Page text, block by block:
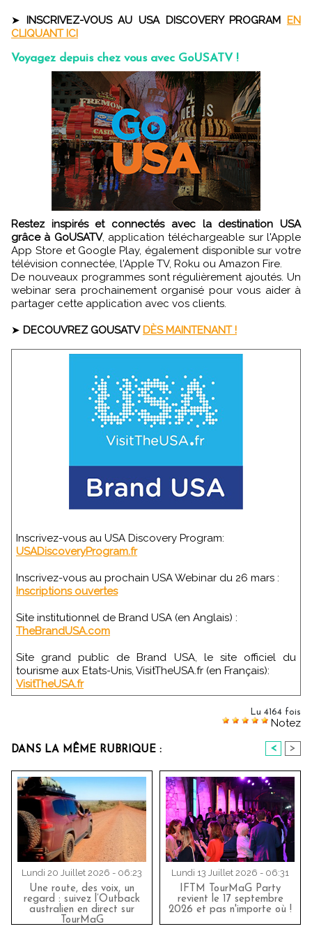
➤ INSCRIVEZ-VOUS AU USA DISCOVERY PROGRAM EN
CLIQUANT ICI
Voyagez depuis chez vous avec GoUSATV !
Restez inspirés et connectés avec la destination USA
grâce à GoUSATV, application téléchargeable sur l'Apple
App Store et Google Play, également disponible sur votre
télévision connectée, l'Apple TV, Roku ou Amazon Fire.
De nouveaux programmes sont régulièrement ajoutés. Un
webinar sera prochainement organisé pour vous aider à
partager cette application avec vos clients.
➤ DECOUVREZ GOUSATV DÈS MAINTENANT !
Inscrivez-vous au USA Discovery Program:
USADiscoveryProgram.fr
Inscrivez-vous au prochain USA Webinar du 26 mars :
Inscriptions ouvertes
Site institutionnel de Brand USA (en Anglais) :
TheBrandUSA.com
Site grand public de Brand USA, le site officiel du
tourisme aux Etats-Unis, VisitTheUSA.fr (en Français):
VisitTheUSA.fr
Lu 4164 fois
Notez
DANS LA MÊME RUBRIQUE : < >
Lundi 20 Juillet 2026 - 06:23
Une route, des voix, un
regard : suivez l’Outback
australien en direct sur
TourMaG
Lundi 13 Juillet 2026 - 06:31
IFTM TourMaG Party
revient le 17 septembre
2026 et pas n'importe où !